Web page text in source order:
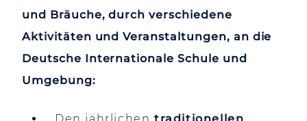
und Bräuche, durch verschiedene
Aktivitäten und Veranstaltungen, an die
Deutsche Internationale Schule und
Umgebung: